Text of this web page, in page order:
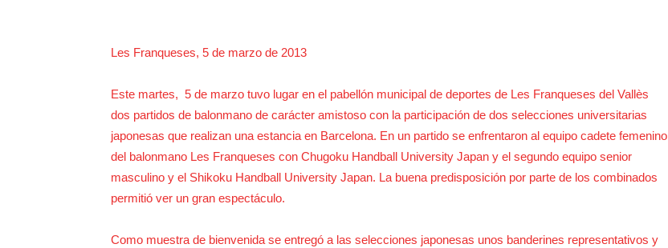
Les Franqueses, 5 de marzo de 2013
Este martes, 5 de marzo tuvo lugar en el pabellón municipal de deportes de Les Franqueses del Vallès
dos partidos de balonmano de carácter amistoso con la participación de dos selecciones universitarias
japonesas que realizan una estancia en Barcelona. En un partido se enfrentaron al equipo cadete femenino
del balonmano Les Franqueses con Chugoku Handball University Japan y el segundo equipo senior
masculino y el Shikoku Handball University Japan. La buena predisposición por parte de los combinados
permitió ver un gran espectáculo.
Como muestra de bienvenida se entregó a las selecciones japonesas unos banderines representativos y